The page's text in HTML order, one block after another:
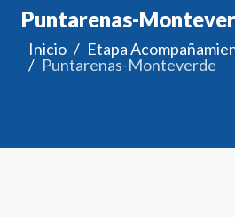
Puntarenas-
Inicio
Etapa
Puntarenas-Monteverde